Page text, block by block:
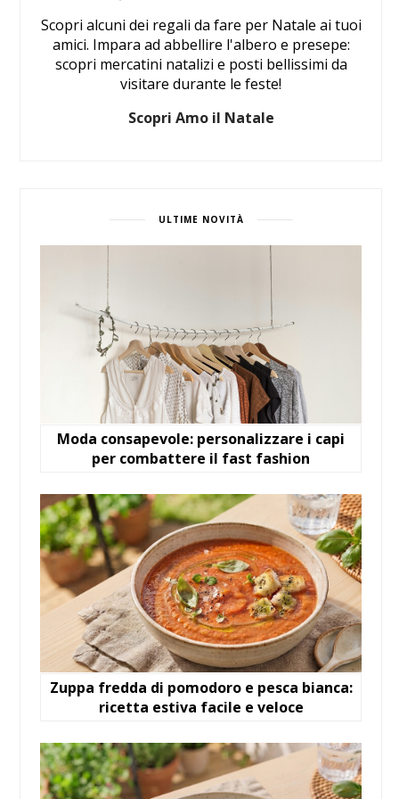
Scopri alcuni dei regali da fare per Natale ai tuoi
amici. Impara ad abbellire l'albero e presepe:
scopri mercatini natalizi e posti bellissimi da
visitare durante le feste!
Scopri Amo il Natale
ULTIME NOVITÀ
Moda consapevole: personalizzare i capi
per combattere il fast fashion
Zuppa fredda di pomodoro e pesca bianca:
ricetta estiva facile e veloce